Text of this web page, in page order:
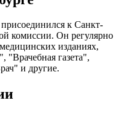
к Санкт-
комиссии. Он регулярно
изданиях,
"Врачебная газета",
и другие.